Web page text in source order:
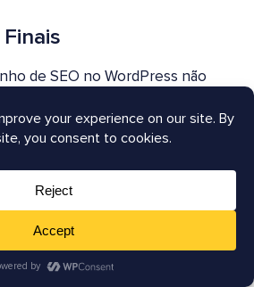
de SEO no WordPress não
o que está caindo e
as métricas
problemas precocemente,
conteúdo e tomar decisões
em vez de reagir tarde